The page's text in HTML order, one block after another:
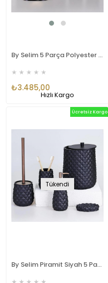
By Selim 5 Parça Polyester Banyo Seti Leaf Banyo Seti Siyah-Gümüş
★ ★ ★ ★ ★
₺3.485,00
Hızlı Kargo
Tükendi
By Selim Piramit Siyah 5 Parça Polyester Banyo Seti
Ücretsiz Kargo